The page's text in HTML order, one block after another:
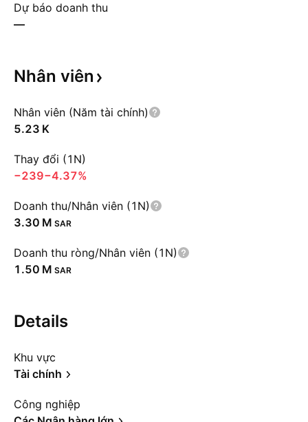
Dự báo doanh thu
—
Nhân viên
Nhân viên (Năm tài chính)
‪5.23 K‬
Thay đổi (1N)
−239−4.37%
Doanh thu/Nhân viên (1N)
‪3.30 M‬ SAR
Doanh thu ròng/Nhân viên (1N)
‪1.50 M‬ SAR
Details
Khu vực
Tài chính
Công nghiệp